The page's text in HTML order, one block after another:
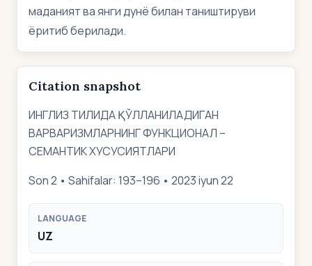
маданият ва янги дунё билан таништируви
ёритиб берилади.
Citation snapshot
ИНГЛИЗ ТИЛИДА ҚЎЛЛАНИЛАДИГАН
ВАРВАРИЗМЛАРНИНГ ФУНКЦИОНАЛ –
СЕМАНТИК ХУСУСИЯТЛАРИ
Son 2 • Sahifalar: 193–196 • 2023 iyun 22
LANGUAGE
UZ